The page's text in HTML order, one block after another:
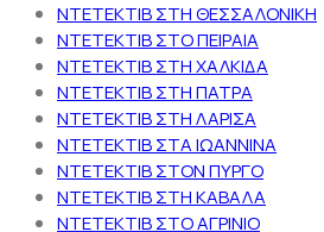
ΝΤΕΤΕΚΤΙΒ ΣΤΗ ΘΕΣΣΑΛΟΝΙΚΗ
ΝΤΕΤΕΚΤΙΒ ΣΤΟ ΠΕΙΡΑΙΑ
ΝΤΕΤΕΚΤΙΒ ΣΤΗ ΧΑΛΚΙΔΑ
ΝΤΕΤΕΚΤΙΒ ΣΤΗ ΠΑΤΡΑ
ΝΤΕΤΕΚΤΙΒ ΣΤΗ ΛΑΡΙΣΑ
ΝΤΕΤΕΚΤΙΒ ΣΤΑ ΙΩΑΝΝΙΝΑ
ΝΤΕΤΕΚΤΙΒ ΣΤΟΝ ΠΥΡΓΟ
ΝΤΕΤΕΚΤΙΒ ΣΤΗ ΚΑΒΑΛΑ
ΝΤΕΤΕΚΤΙΒ ΣΤΟ ΑΓΡΙΝΙΟ